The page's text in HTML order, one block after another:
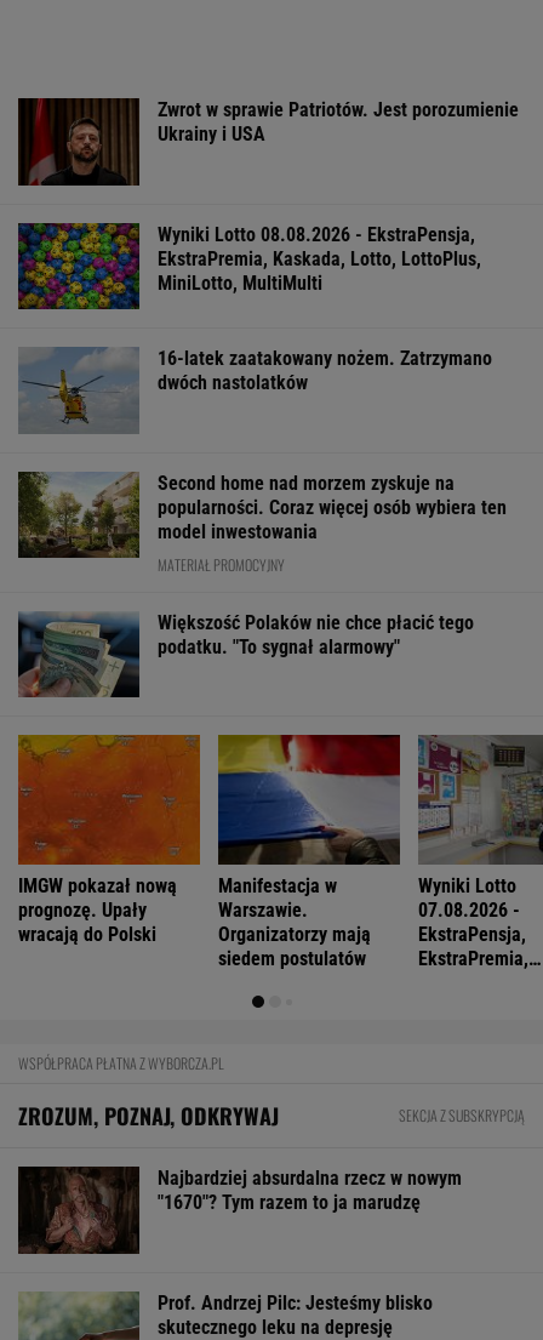
Zwrot w sprawie Patriotów. Jest porozumienie
Ukrainy i USA
Wyniki Lotto 08.08.2026 - EkstraPensja,
EkstraPremia, Kaskada, Lotto, LottoPlus,
MiniLotto, MultiMulti
16-latek zaatakowany nożem. Zatrzymano
dwóch nastolatków
Second home nad morzem zyskuje na
popularności. Coraz więcej osób wybiera ten
model inwestowania
MATERIAŁ PROMOCYJNY
Większość Polaków nie chce płacić tego
podatku. "To sygnał alarmowy"
IMGW pokazał nową
prognozę. Upały
wracają do Polski
Manifestacja w
Warszawie.
Organizatorzy mają
siedem postulatów
Wyniki Lotto
07.08.2026 -
EkstraPensja,
EkstraPremia,
WSPÓŁPRACA PŁATNA Z WYBORCZA.PL
ZROZUM, POZNAJ, ODKRYWAJ SEKCJA Z SUBSKRYPCJĄ
Najbardziej absurdalna rzecz w nowym
"1670"? Tym razem to ja marudzę
Prof. Andrzej Pilc: Jesteśmy blisko
skutecznego leku na depresję